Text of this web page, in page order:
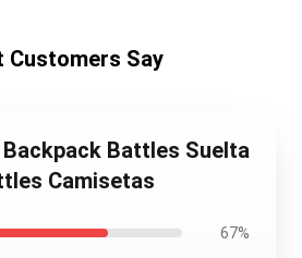
Customers Say
Battles Suelta
Camisetas
67%